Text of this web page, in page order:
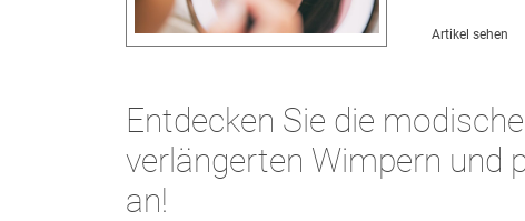
Artikel sehen
Entdecken Sie die
verlängerten Wimpern und
an!